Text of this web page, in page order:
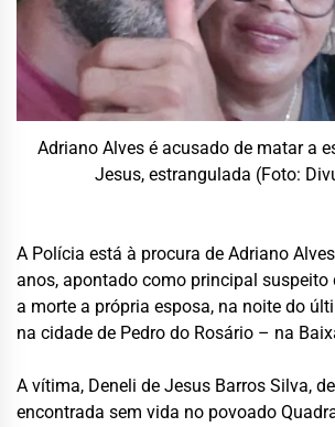
Adriano Alves é acusado de matar a
Jesus, estrangulada (Foto:
A Polícia está à procura de Adriano
anos, apontado como principal suspeito
a morte a própria esposa, na noite do
na cidade de Pedro do Rosário – na
A vítima, Deneli de Jesus Barros Silva,
encontrada sem vida no povoado